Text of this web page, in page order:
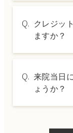
は料金表
セリングで
Q. クレジッ
ますか？
した分割
フにお問い
Q. 来院当日
ょうか？